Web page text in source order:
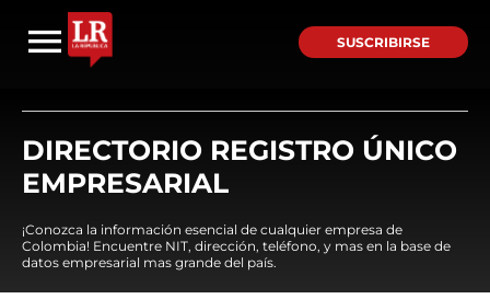
SUSCRIBIRSE
DIRECTORIO REGISTRO ÚNICO
EMPRESARIAL
¡Conozca la información esencial de cualquier empresa de
Colombia! Encuentre NIT, dirección, teléfono, y mas en la base de
datos empresarial mas grande del país.